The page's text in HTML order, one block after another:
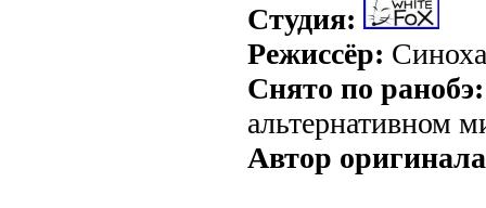
Студия:
Режиссёр:
Снято по ранобэ:
альтернативном
Автор